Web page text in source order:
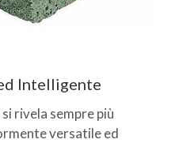
Intelligente
rivela sempre più
versatile ed